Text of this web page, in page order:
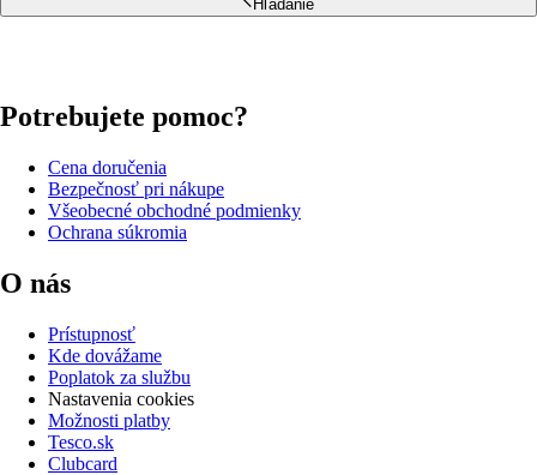
Hľadanie
Potrebujete pomoc?
Cena doručenia
Bezpečnosť pri nákupe
Všeobecné obchodné podmienky
Ochrana súkromia
O nás
Prístupnosť
Kde dovážame
Poplatok za službu
Nastavenia cookies
Možnosti platby
Tesco.sk
Clubcard